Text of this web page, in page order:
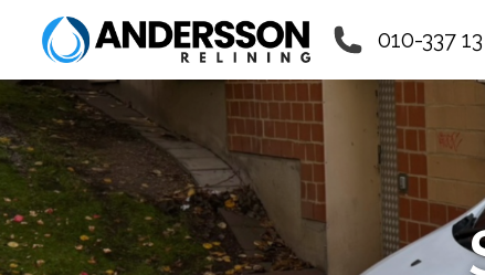
010-337